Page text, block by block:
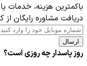
باکمترین هزینه، خدمات
دریافت مشاوره رایگان
ارسال
روز پاسدار چه روزی است؟